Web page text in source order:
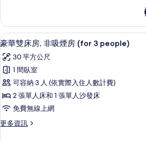
煙
房
(for
2
people)
的
所
有
相
雙
床
房,
吸
煙
房
(for
2
people)
的
詳
顯
示
豪
華
雙
床
非
高級寢具
6
豪華雙床房, 非吸煙房 (for 3 people)
30 平方公尺
1 間臥室
可容納 3 人 (依實際入住人數計費)
2 張單人床和 1 張單人沙發床
免費無線上網
更多資訊
更